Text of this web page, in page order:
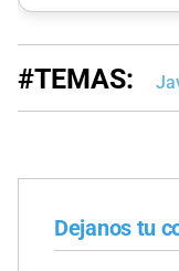
#TEMAS:
Dejanos tu